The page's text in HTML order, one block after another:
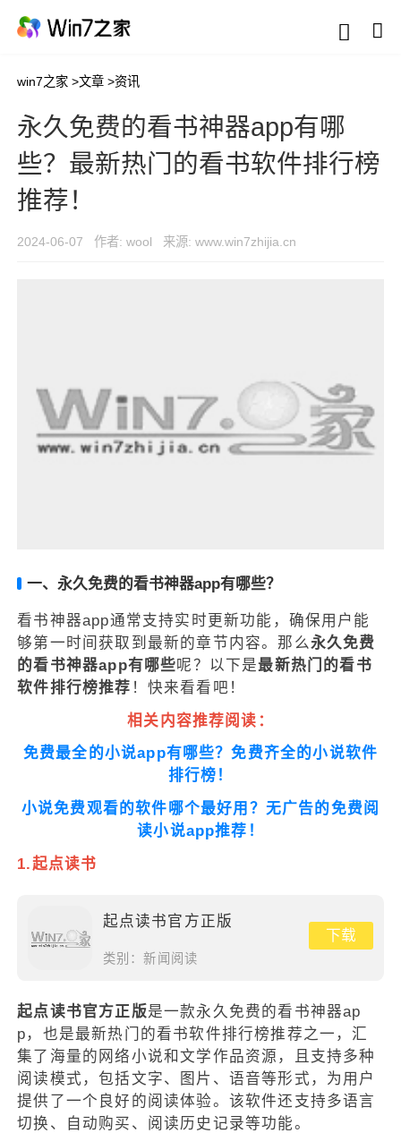
win7之家 >文章 >资讯
永久免费的看书神器app有哪
些？最新热门的看书软件排行榜
推荐！
2024-06-07 作者: wool 来源: www.win7zhijia.cn
一、永久免费的看书神器app有哪些？
看书神器app通常支持实时更新功能，确保用户能
够第一时间获取到最新的章节内容。那么 永久免费
的看书神器app有哪些呢？以下是最新热门的看书
软件排行榜推荐 ！快来看看吧！
相关内容推荐阅读：
免费最全的小说app有哪些？免费齐全的小说软件
排行榜！
小说免费观看的软件哪个最好用？无广告的免费阅
读小说app推荐！
1.起点读书
起点读书官方正版
类别：新闻阅读
下载
起点读书官方正版是一款永久免费的看书神器ap
p，也是最新热门的看书软件排行榜推荐之一，汇
集了海量的网络小说和文学作品资源，且支持多种
阅读模式，包括文字、图片、语音等形式，为用户
提供了一个良好的阅读体验。该软件还支持多语言
切换、自动购买、阅读历史记录等功能。